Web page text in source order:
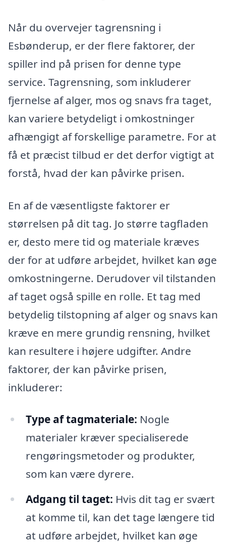
Når du overvejer tagrensning i
Esbønderup, er der flere faktorer, der
spiller ind på prisen for denne type
service. Tagrensning, som inkluderer
fjernelse af alger, mos og snavs fra taget,
kan variere betydeligt i omkostninger
afhængigt af forskellige parametre. For at
få et præcist tilbud er det derfor vigtigt at
forstå, hvad der kan påvirke prisen.
En af de væsentligste faktorer er
størrelsen på dit tag. Jo større tagfladen
er, desto mere tid og materiale kræves
der for at udføre arbejdet, hvilket kan øge
omkostningerne. Derudover vil tilstanden
af taget også spille en rolle. Et tag med
betydelig tilstopning af alger og snavs kan
kræve en mere grundig rensning, hvilket
kan resultere i højere udgifter. Andre
faktorer, der kan påvirke prisen,
inkluderer:
Type af tagmateriale: Nogle
materialer kræver specialiserede
rengøringsmetoder og produkter,
som kan være dyrere.
Adgang til taget: Hvis dit tag er svært
at komme til, kan det tage længere tid
at udføre arbejdet, hvilket kan øge